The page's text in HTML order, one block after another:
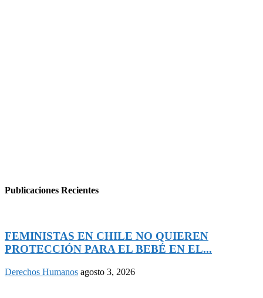
Publicaciones Recientes
FEMINISTAS EN CHILE NO QUIEREN
PROTECCIÓN PARA EL BEBÉ EN EL...
Derechos Humanos agosto 3, 2026